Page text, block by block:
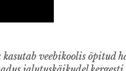
veebikoolis õpitud